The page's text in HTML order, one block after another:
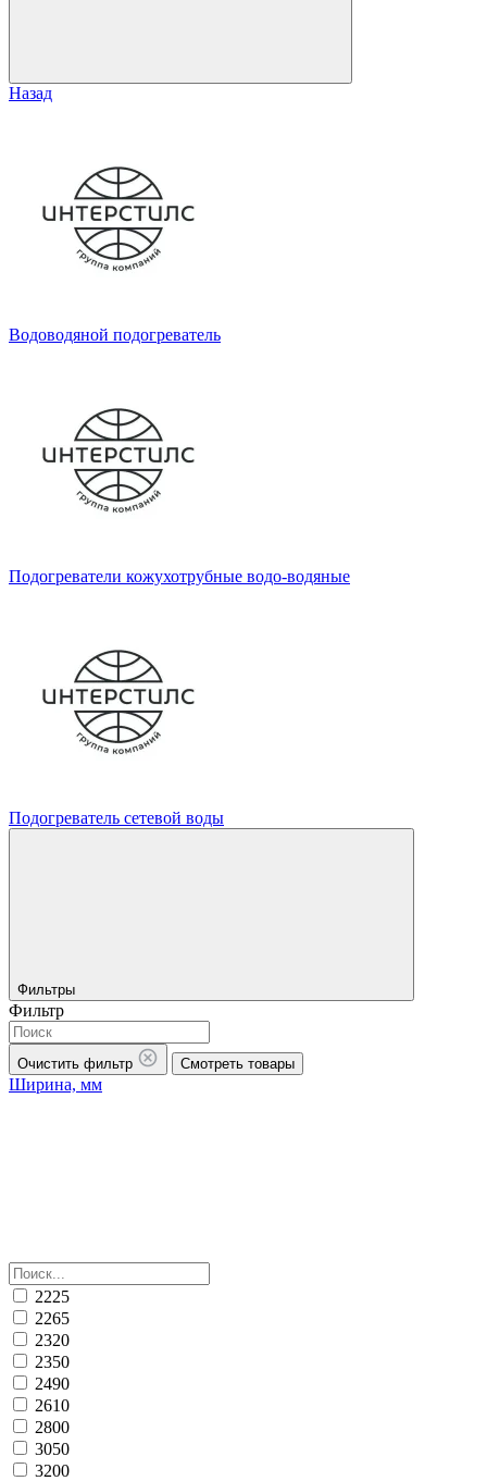
Назад
Водоводяной подогреватель
Подогреватели кожухотрубные водо-водяные
Подогреватель сетевой воды
Фильтры
Фильтр
Очистить фильтр Смотреть товары
Ширина, мм
2225
2265
2320
2350
2490
2610
2800
3050
3200